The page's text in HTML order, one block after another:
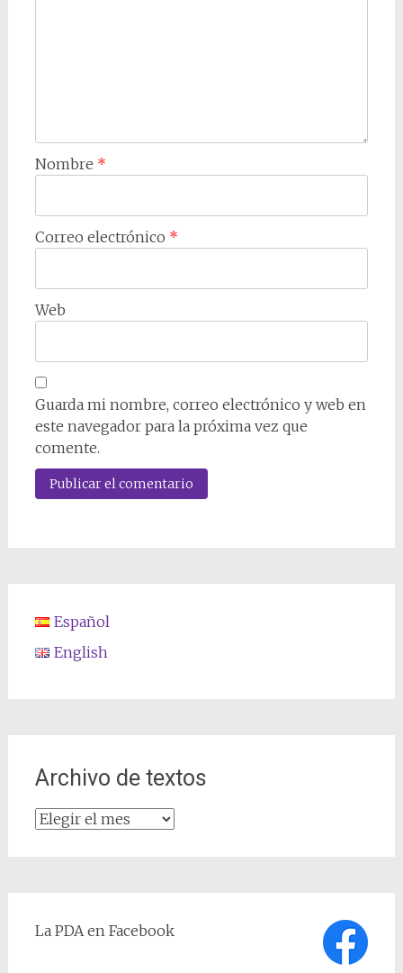
Nombre *
Correo electrónico *
Web
Guarda mi nombre, correo electrónico y web en
este navegador para la próxima vez que
comente.
Español
English
Archivo de textos
Archivo
La PDA en Facebook